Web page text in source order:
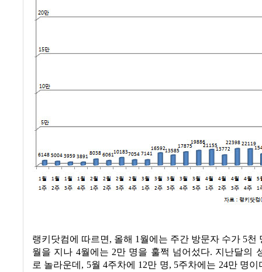
랭키닷컴에 따르면, 올해 1월에는 주간 방문자 수가 5천
월을 지나 4월에는 2만 명을 훌쩍 넘어섰다. 지난달의
로 놀라운데 , 5월 4주차에 12만 명, 5주차에는 24만 명이